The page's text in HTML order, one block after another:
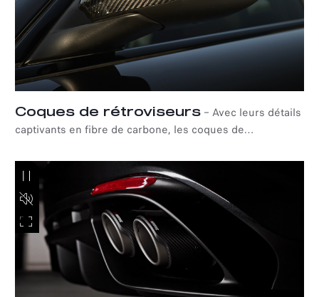
Coques de rétroviseurs – Avec leurs détails
captivants en fibre de carbone, les coques de
Sport sont synonymes de légèreté et de sportivité.